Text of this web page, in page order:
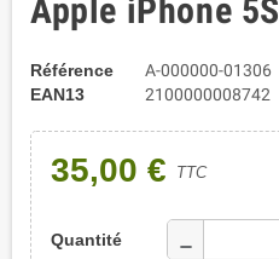
Apple iPhone 5S
Référence
A-000000-01306
EAN13
2100000008742
35,00 € TTC
Quantité remove